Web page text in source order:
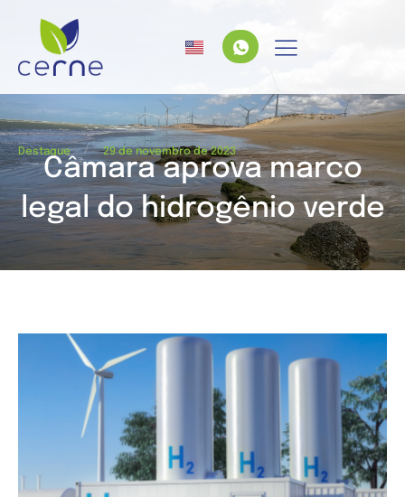
Destaque / 29 de novembro de 2023
Câmara aprova marco
legal do hidrogênio verde